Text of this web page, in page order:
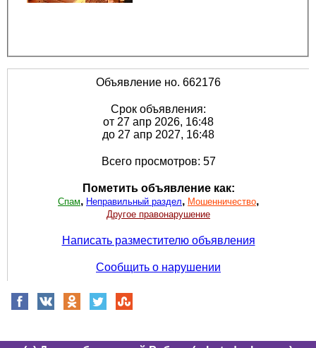
Объявление но. 662176
Срок объявления:
от 27 апр 2026, 16:48
до 27 апр 2027, 16:48
Всего просмотров: 57
Пометить объявление как:
Спам, Неправильный раздел, Мошенничество,
Другое правонарушение
Написать разместителю объявления
Сообщить о нарушении